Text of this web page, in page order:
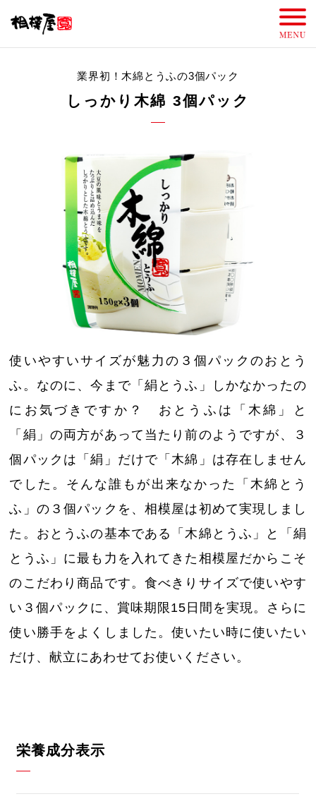
業界初！木綿とうふの3個パック
しっかり木綿 3個パック
使いやすいサイズが魅力の３個パックのおとう
ふ。なのに、今まで「絹とうふ」しかなかったの
にお気づきですか？ おとうふは「木綿」と
「絹」の両方があって当たり前のようですが、３
個パックは「絹」だけで「木綿」は存在しません
でした。そんな誰もが出来なかった「木綿とう
ふ」の３個パックを、相模屋は初めて実現しまし
た。おとうふの基本である「木綿とうふ」と「絹
とうふ」に最も力を入れてきた相模屋だからこそ
のこだわり商品です。食べきりサイズで使いやす
い３個パックに、賞味期限15日間を実現。さらに
使い勝手をよくしました。使いたい時に使いたい
だけ、献立にあわせてお使いください。
栄養成分表示